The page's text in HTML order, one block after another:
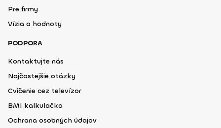
Pre firmy
Vízia a hodnoty
PODPORA
Kontaktujte nás
Najčastejšie otázky
Cvičenie cez televízor
BMI kalkulačka
Ochrana osobných údajov